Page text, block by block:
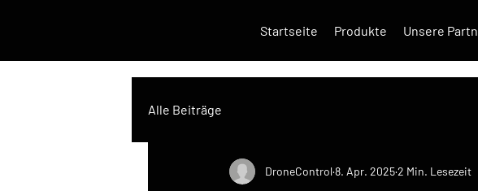
Startseite Produkte Unsere
Alle Beiträge
DroneControl8. Apr. 20252 Min. Lesezeit